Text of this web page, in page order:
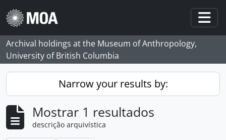
Skip to main content
Archival holdings at the Museum of Anthropology,
University of British Columbia
Narrow your results by:
Mostrar 1 resultados
descrição arquivística